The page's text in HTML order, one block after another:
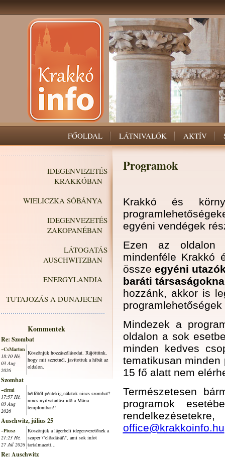
FŐOLDAL LÁTNIVALÓK AKTÍV
IDEGENVEZETÉS
KRAKKÓBAN
WIELICZKA SÓBÁNYA
IDEGENVEZETÉS
ZAKOPANÉBAN
LÁTOGATÁS
AUSCHWITZBAN
ENERGYLANDIA
TUTAJOZÁS A DUNAJECEN
Kommentek
Re: Szombat
~CsMarton
18:10 Hé,
03 Aug
2026
Köszönjük hozzászólásodat. Rájöttünk,
hogy mit szeretnél, javítottuk a hibát az
oldalon.
Szombat
~cirmi
17:57 Hé,
03 Aug
2026
hétfőtől péntekig,nálatok nincs szombat?
nincs nyitvatartási idő a Mária
templomban!!
Auschwitz, július 25
~Piusz
21:23 Hé,
27 Júl 2026
Köszönjük a lágerbeli idegenvezetőnek a
szuper \"előadását\", ami sok infot
tartalmazott...
Re: Auschwitz
Programok
Krakkó és
egyéni vendégek
Ezen az oldalon
mindenféle Krakkó
össze egyéni
baráti
hozzánk, akkor is
programlehetőségek
Mindezek a
oldalon a sok
minden kedves
tematikusan
15 fő alatt nem
Természetesen
programok
office@krakkoinfo.hu